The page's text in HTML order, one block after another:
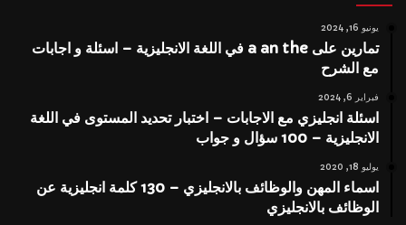
يونيو 16, 2024
تمارين على a an the في اللغة الانجليزية – اسئلة و اجابات
مع الشرح
فبراير 6, 2024
اسئلة انجليزي مع الاجابات – اختبار تحديد المستوى في اللغة
الانجليزية – 100 سؤال و جواب
يوليو 18, 2020
اسماء المهن والوظائف بالانجليزي – 130 كلمة انجليزية عن
الوظائف بالانجليزي